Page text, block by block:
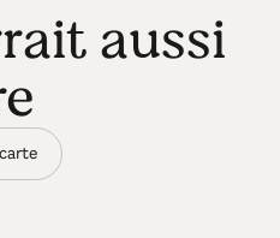
aussi